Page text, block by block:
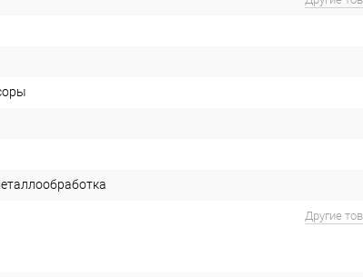
Другие